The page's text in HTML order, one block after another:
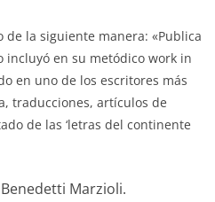
la siguiente manera: «Publica
incluyó en su metódico work in
en uno de los escritores más
traducciones, artículos de
de las ‘letras del continente